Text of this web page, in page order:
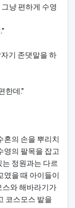
냥 편하게 수영
기 존댓말을 하
한데.”
혼의 손을 뿌리치
영의 팔목을 잡고
정원과는 다르
였을 때 아이들이
스와 해바라기가
코스모스 밭을